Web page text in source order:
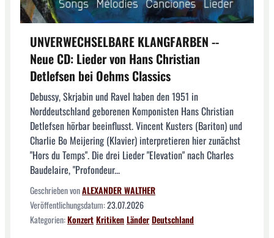
UNVERWECHSELBARE KLANGFARBEN --
Neue CD: Lieder von Hans Christian
Detlefsen bei Oehms Classics
Debussy, Skrjabin und Ravel haben den 1951 in
Norddeutschland geborenen Komponisten Hans Christian
Detlefsen hörbar beeinflusst. Vincent Kusters (Bariton) und
Charlie Bo Meijering (Klavier) interpretieren hier zunächst
"Hors du Temps". Die drei Lieder "Elevation" nach Charles
Baudelaire, "Profondeur...
Geschrieben vonALEXANDER WALTHER
Veröffentlichungsdatum:23.07.2026
Kategorien:KonzertKritikenLänderDeutschland